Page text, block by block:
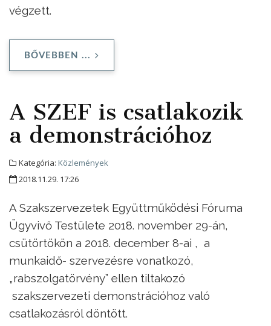
végzett.
BŐVEBBEN ...
A SZEF is csatlakozik
a demonstrációhoz
Kategória: Közlemények
2018.11.29. 17:26
A Szakszervezetek Együttműködési Fóruma
Ügyvivő Testülete 2018. november 29-án,
csütörtökön a 2018. december 8-ai , a
munkaidő- szervezésre vonatkozó,
„rabszolgatörvény” ellen tiltakozó
szakszervezeti demonstrációhoz való
csatlakozásról döntött.